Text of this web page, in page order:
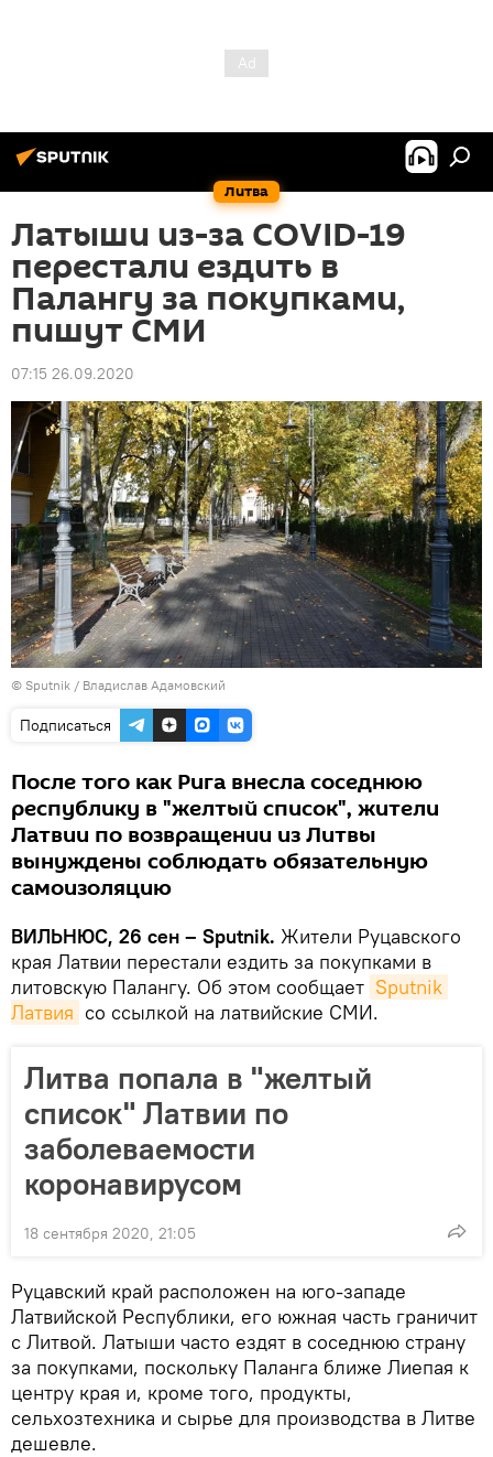
Литва
Латыши из-за COVID-19
перестали ездить в
Палангу за покупками,
пишут СМИ
07:15 26.09.2020
© Sputnik / Владислав Адамовский
Подписаться
После того как Рига внесла соседнюю
республику в "желтый список", жители
Латвии по возвращении из Литвы
вынуждены соблюдать обязательную
самоизоляцию
ВИЛЬНЮС, 26 сен – Sputnik. Жители Руцавского
края Латвии перестали ездить за покупками в
литовскую Палангу. Об этом сообщает Sputnik
Латвия со ссылкой на латвийские СМИ.
Литва попала в "желтый
список" Латвии по
заболеваемости
коронавирусом
18 сентября 2020, 21:05
Руцавский край расположен на юго-западе
Латвийской Республики, его южная часть граничит
с Литвой. Латыши часто ездят в соседнюю страну
за покупками, поскольку Паланга ближе Лиепая к
центру края и, кроме того, продукты,
сельхозтехника и сырье для производства в Литве
дешевле.